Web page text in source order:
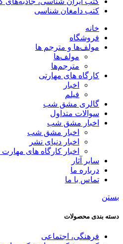
کتب دامغان شناسی
خانه
فروشگاه
مولف‌ها و مترجم ها
مولف‌ها
مترجم‌ها
کارگاه های مهارتی
اخبار
فیلم
گالری مشق شب
سوالات متداول
اخبار مشق شب
اخبار مشق شب
اخبار دنیای نشر
اخبار کارگاه های
سایر آثار
درباره ما
تماس با ما
بستن
دسته بندی محصولات
فرهنگی، اجتماعی